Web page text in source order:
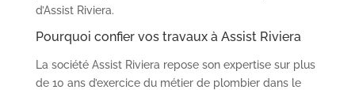
d’Assist Riviera.
Pourquoi confier vos travaux à Assist Riviera
La société Assist Riviera repose son expertise sur plus
de 10 ans d’exercice du métier de plombier dans le